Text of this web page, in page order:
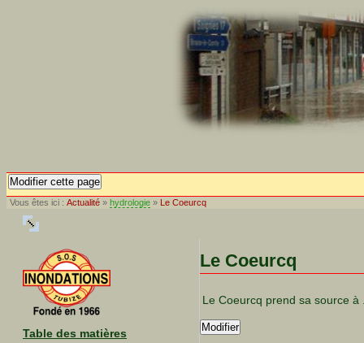
Modifier cette page
Vous êtes ici : Actualité » hydrologie » Le Coeurcq
Table des matières
Le Coeurcq
Le Coeurcq prend sa source à
Modifier